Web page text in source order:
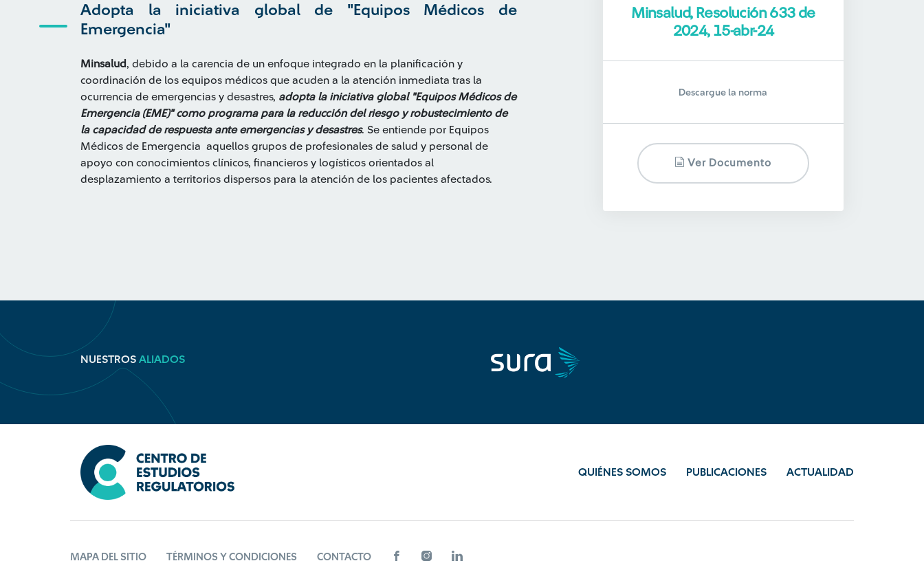
Adopta la iniciativa global de "Equipos Médicos de
Emergencia"
Minsalud, debido a la carencia de un enfoque integrado en la planificación y
coordinación de los equipos médicos que acuden a la atención inmediata tras la
ocurrencia de emergencias y desastres, adopta la iniciativa global "Equipos Médicos de
Emergencia (EME)" como programa para la reducción del riesgo y robustecimiento de
la capacidad de respuesta ante emergencias y desastres. Se entiende por Equipos
Médicos de Emergencia aquellos grupos de profesionales de salud y personal de
apoyo con conocimientos clínicos, financieros y logísticos orientados al
desplazamiento a territorios dispersos para la atención de los pacientes afectados.
Minsalud, Resolución 633 de
2024, 15-abr-24
Descargue la norma
Ver Documento
NUESTROS ALIADOS
QUIÉNES SOMOS PUBLICACIONES ACTUALIDAD
MAPA DEL SITIO TÉRMINOS Y CONDICIONES CONTACTO